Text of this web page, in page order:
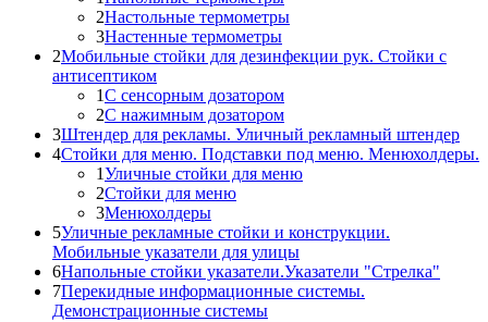
2Настольные термометры
3Настенные термометры
2Мобильные стойки для дезинфекции рук. Стойки с
антисептиком
1С сенсорным дозатором
2С нажимным дозатором
3Штендер для рекламы. Уличный рекламный штендер
4Стойки для меню. Подставки под меню. Менюхолдеры.
1Уличные стойки для меню
2Стойки для меню
3Менюхолдеры
5Уличные рекламные стойки и конструкции.
Мобильные указатели для улицы
6Напольные стойки указатели.Указатели "Стрелка"
7Перекидные информационные системы.
Демонстрационные системы